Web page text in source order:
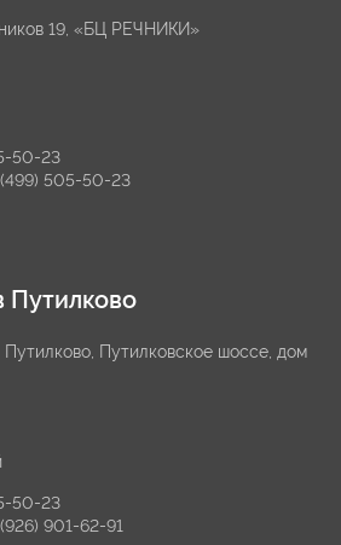
19, «БЦ РЕЧНИКИ»
50-23
(499) 505-50-23
Путилково
Путилково, Путилковское шоссе, дом
50-23
(926) 901-62-91